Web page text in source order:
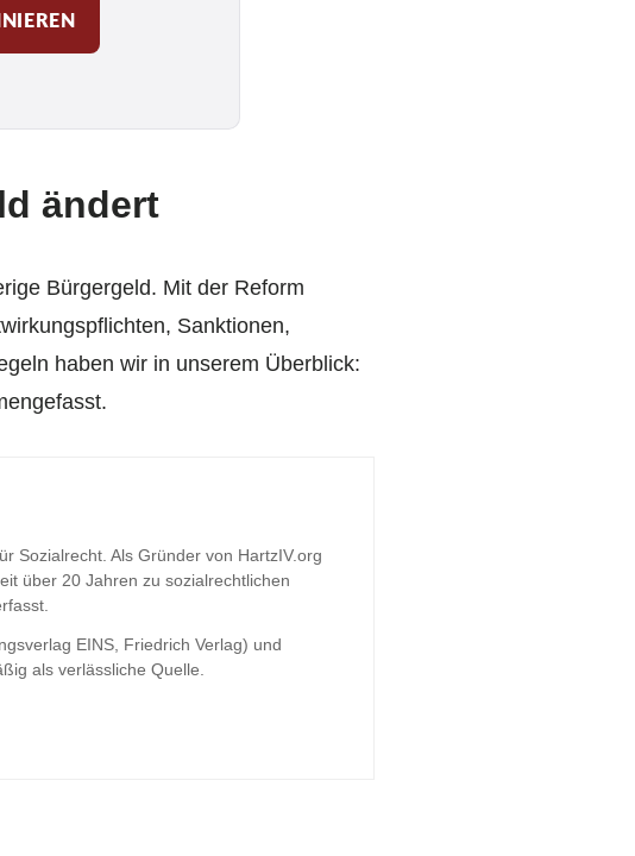
ändert
Bürgergeld. Mit der Reform
Sanktionen,
haben wir in unserem Überblick:
Sozialrecht. Als Gründer von HartzIV.org
über 20 Jahren zu sozialrechtlichen
EINS, Friedrich Verlag) und
als verlässliche Quelle.